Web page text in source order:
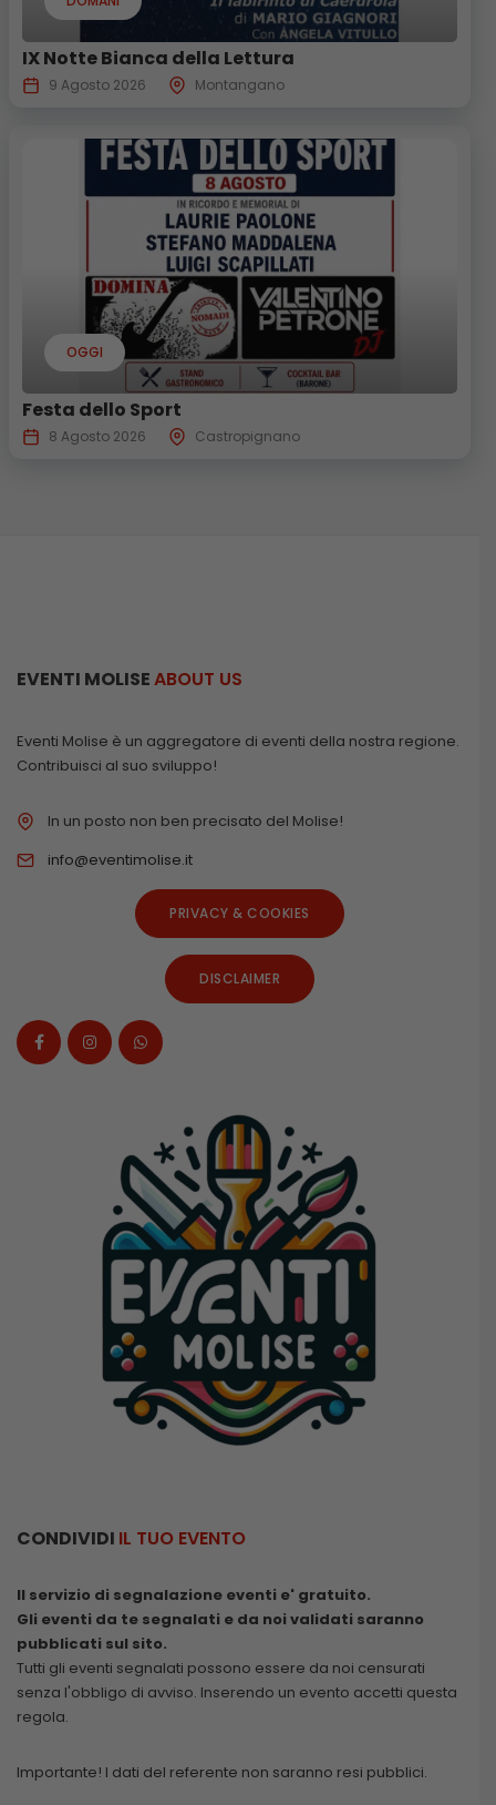
IX Notte Bianca della Lettura
9 Agosto 2026 Montangano
OGGI
Festa dello Sport
8 Agosto 2026 Castropignano
EVENTI MOLISEABOUT US
Eventi Molise è un aggregatore di eventi della nostra regione.
Contribuisci al suo sviluppo!
In un posto non ben precisato del Molise!
info@eventimolise.it
PRIVACY & COOKIES
DISCLAIMER
CONDIVIDI IL TUO EVENTO
Il servizio di segnalazione eventi e' gratuito.
Gli eventi da te segnalati e da noi validati saranno
pubblicati sul sito.
Tutti gli eventi segnalati possono essere da noi censurati
senza l'obbligo di avviso. Inserendo un evento accetti questa
regola.
Importante! I dati del referente non saranno resi pubblici.